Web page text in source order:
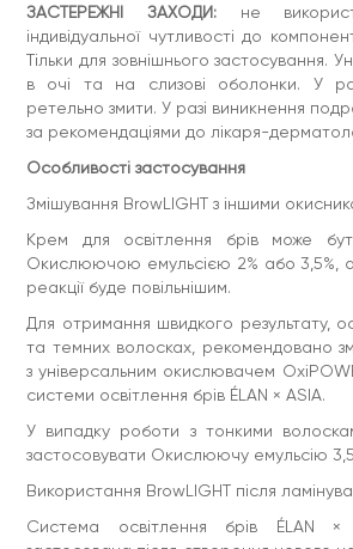
- подальшого регулярного
концентратом LIPIDIC 2.0
Склад:AQUA, ETHANOLAMINE,
PROPYLENE GLYCOL, PEG-40
ETHYLHEXYL STEARATE,
TRIDECETH-2 CARBOXAMIDE MEA,
OIL, DISODIUM EDTA, GLYCERYL
STEARATE, PANTHENOL,
SODIUM LAURETH SULFATE,
LINALOOL, HEXAMETHYLINDANOPYRAN,
ЗАСТЕРЕЖНІ ЗАХОДИ: не
індивідуальної чутливості до
Тільки для зовнішнього застосування.
в очі та на слизові оболонки. У
ретельно змити. У разі виникнення
за рекомендаціями до лікаря-
Особливості застосування
Змішування BrowLIGHT з іншими
Крем для освітлення брів може
Окислюючою емульсією 2% або 3,5%,
реакції буде повільнішим.
Для отримання швидкого результату,
та темних волосках, рекомендовано
з універсальним окислювачем
системи освітлення брів ÉLAN × ASIA.
У випадку роботи з тонкими
застосовувати Окислюючу емульсію
Використання BrowLIGHT після
Система освітлення брів ÉLAN